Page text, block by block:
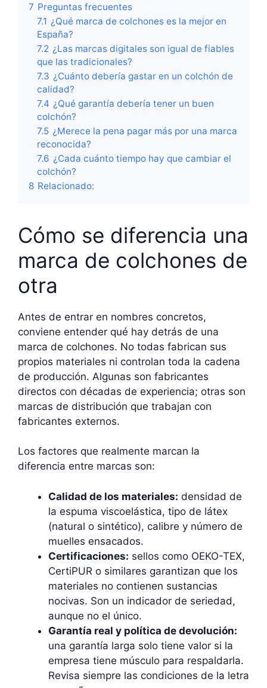
7 Preguntas frecuentes
7.1 ¿Qué marca de colchones es la mejor en
España?
7.2 ¿Las marcas digitales son igual de fiables
que las tradicionales?
7.3 ¿Cuánto debería gastar en un colchón de
calidad?
7.4 ¿Qué garantía debería tener un buen
colchón?
7.5 ¿Merece la pena pagar más por una marca
reconocida?
7.6 ¿Cada cuánto tiempo hay que cambiar el
colchón?
8 Relacionado:
Cómo se diferencia una
marca de colchones de
otra
Antes de entrar en nombres concretos,
conviene entender qué hay detrás de una
marca de colchones. No todas fabrican sus
propios materiales ni controlan toda la cadena
de producción. Algunas son fabricantes
directos con décadas de experiencia; otras son
marcas de distribución que trabajan con
fabricantes externos.
Los factores que realmente marcan la
diferencia entre marcas son:
Calidad de los materiales: densidad de
la espuma viscoelástica, tipo de látex
(natural o sintético), calibre y número de
muelles ensacados.
Certificaciones: sellos como OEKO-TEX,
CertiPUR o similares garantizan que los
materiales no contienen sustancias
nocivas. Son un indicador de seriedad,
aunque no el único.
Garantía real y política de devolución:
una garantía larga solo tiene valor si la
empresa tiene músculo para respaldarla.
Revisa siempre las condiciones de la letra